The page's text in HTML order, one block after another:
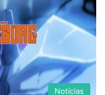
Notícias